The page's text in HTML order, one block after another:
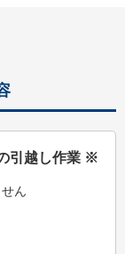
引越し作業 ※
ん